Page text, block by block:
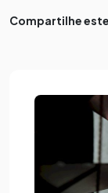
Compartilhe